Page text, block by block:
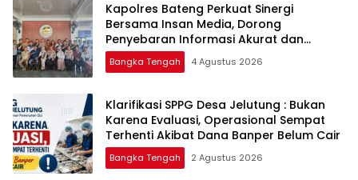
‎Kapolres Bateng Perkuat Sinergi
Bersama Insan Media, Dorong
Penyebaran Informasi Akurat dan
Layanan Polri 110
Bangka Tengah 4 Agustus 2026
‎Klarifikasi SPPG Desa Jelutung : Bukan
Karena Evaluasi, Operasional Sempat
Terhenti Akibat Dana Banper Belum Cair
Bangka Tengah 2 Agustus 2026